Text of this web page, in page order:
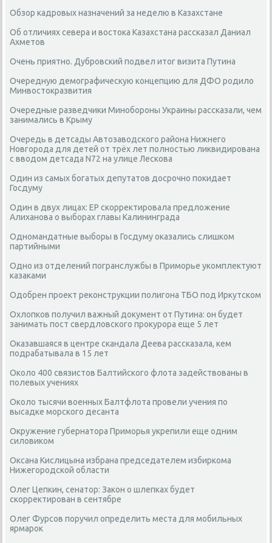
Обзор кадровых назначений за неделю в Казахстане
Об отличиях севера и востока Казахстана рассказал Даниал
Ахметов
Очень приятно. Дубровский подвел итог визита Путина
Очередную демографическую концепцию для ДФО родило
Минвостокразвития
Очередные разведчики Минобороны Украины рассказали, чем
занимались в Крыму
Очередь в детсады Автозаводского района Нижнего
Новгорода для детей от трёх лет полностью ликвидирована
с вводом детсада N72 на улице Лескова
Один из самых богатых депутатов досрочно покидает
Госдуму
Один в двух лицах: ЕР скорректировала предложение
Алиханова о выборах главы Калининграда
Одномандатные выборы в Госдуму оказались слишком
партийными
Одно из отделений погранслужбы в Приморье укомплектуют
казаками
Одобрен проект реконструкции полигона ТБО под Иркутском
Охлопков получил важный документ от Путина: он будет
занимать пост свердловского прокурора еще 5 лет
Оказавшаяся в центре скандала Деева рассказала, кем
подрабатывала в 15 лет
Около 400 связистов Балтийского флота задействованы в
полевых учениях
Около тысячи военных Балтфлота провели учения по
высадке морского десанта
Окружение губернатора Приморья укрепили еще одним
силовиком
Оксана Кислицына избрана председателем избиркома
Нижегородской области
Олег Цепкин, сенатор: Закон о шлепках будет
скорректирован в сентябре
Олег Фурсов поручил определить места для мобильных
ярмарок